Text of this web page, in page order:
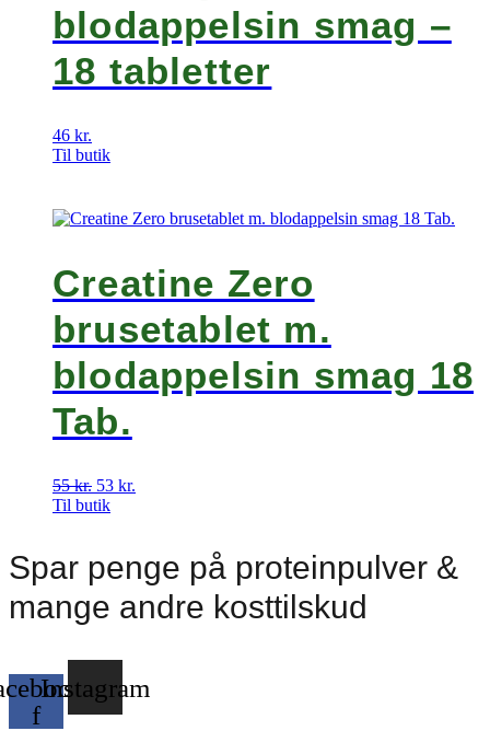
blodappelsin smag –
18 tabletter
46 kr.
Til butik
Creatine Zero
brusetablet m.
blodappelsin smag 18
Tab.
55kr. Den
oprindelige
55 kr..
53 kr.
53 kr..
Til butik
Spar penge på proteinpulver &
mange andre kosttilskud
f
Instagram